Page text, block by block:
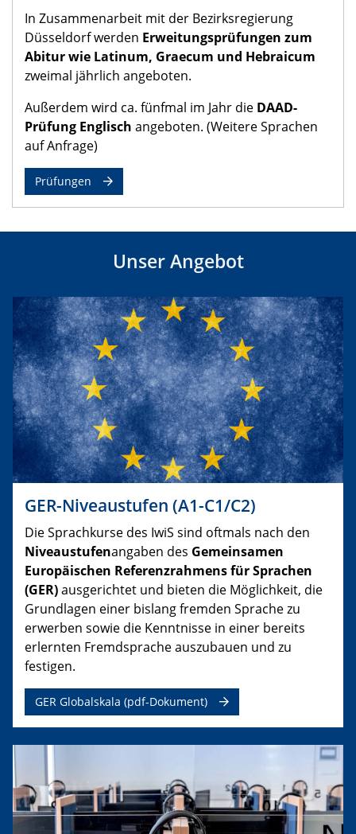
In Zusammenarbeit mit der Bezirksregierung
Düsseldorf werden Erweitungsprüfungen zum
Abitur wie Latinum, Graecum und Hebraicum
zweimal jährlich angeboten.
Außerdem wird ca. fünfmal im Jahr die DAAD-
Prüfung Englisch angeboten. (Weitere Sprachen
auf Anfrage)
Prüfungen
Unser Angebot
GER-Niveaustufen (A1-C1/C2)
Die Sprachkurse des IwiS sind oftmals nach den
Niveaustufenangaben des Gemeinsamen
Europäischen Referenzrahmens für Sprachen
(GER)ausgerichtet und bieten die Möglich­keit, die
Grundlagen einer bislang fremden Sprache zu
erwerben sowie die Kennt­nisse in einer bereits
erlernten Fremdsprache auszubauen und zu
festigen.
GER Globalskala (pdf-Dokument)